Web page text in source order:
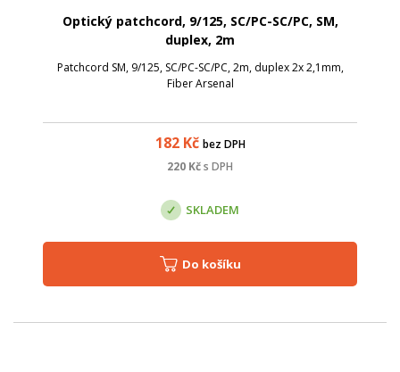
Optický patchcord, 9/125, SC/PC-SC/PC, SM,
duplex, 2m
Patchcord SM, 9/125, SC/PC-SC/PC, 2m, duplex 2x 2,1mm,
Fiber Arsenal
182Kč bez DPH
220 Kčs DPH
SKLADEM
Do košíku